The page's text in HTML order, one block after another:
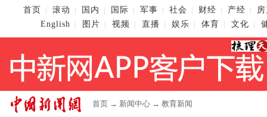
首页 滚动 国内 国际 军事 社会 财经 产经
English
图片 视频 直播 娱乐 体育 文化
首页 → 新闻中心 → 教育新闻